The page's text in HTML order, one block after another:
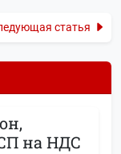
статья
на НДС